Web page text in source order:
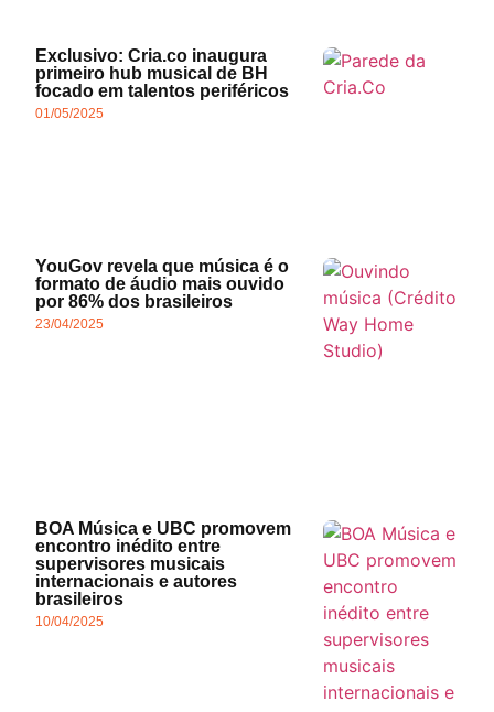
Exclusivo: Cria.co inaugura
primeiro hub musical de BH
focado em talentos periféricos
01/05/2025
YouGov revela que música é o
formato de áudio mais ouvido
por 86% dos brasileiros
23/04/2025
BOA Música e UBC promovem
encontro inédito entre
supervisores musicais
internacionais e autores
brasileiros
10/04/2025